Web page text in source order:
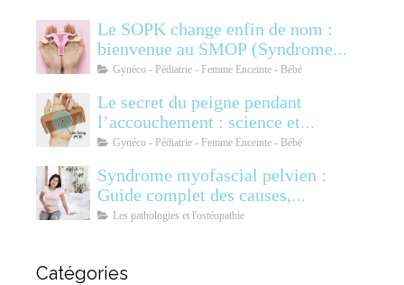
Le SOPK change enfin de nom :
bienvenue au SMOP (Syndrome
Métabolique Ovarien
Gynéco - Pédiatrie - Femme Enceinte - Bébé
Le secret du peigne pendant
l’accouchement : science et
soulagement
Gynéco - Pédiatrie - Femme Enceinte - Bébé
Syndrome myofascial pelvien :
Guide complet des causes,
symptômes, diagnostic et
Les pathologies et l'ostéopathie
Catégories